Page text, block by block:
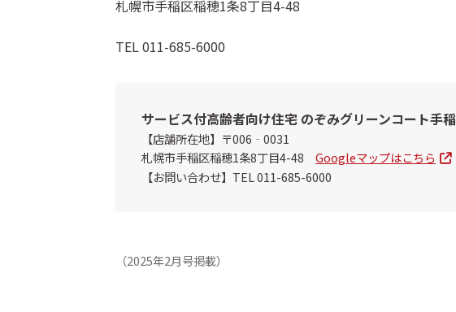
札幌市手稲区稲穂1条8丁目4-48
TEL 011-685-6000
サービス付高齢者向け住宅 のぞみグリーンコート手稲
【店舗所在地】〒006‐0031
札幌市手稲区稲穂1条8丁目4-48 Googleマップはこちら
【お問い合わせ】TEL 011-685-6000
（2025年2月号掲載）